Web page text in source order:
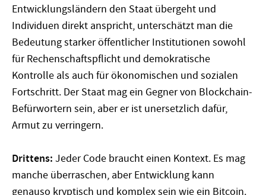
Entwicklungsländern den Staat übergeht und
Individuen direkt anspricht, unterschätzt man die
Bedeutung starker öffentlicher Institutionen sowohl
für Rechenschaftspflicht und demokratische
Kontrolle als auch für ökonomischen und sozialen
Fortschritt. Der Staat mag ein Gegner von Blockchain-
Befürwortern sein, aber er ist unersetzlich dafür,
Armut zu verringern.
Drittens: Jeder Code braucht einen Kontext. Es mag
manche überraschen, aber Entwicklung kann
genauso kryptisch und komplex sein wie ein Bitcoin.